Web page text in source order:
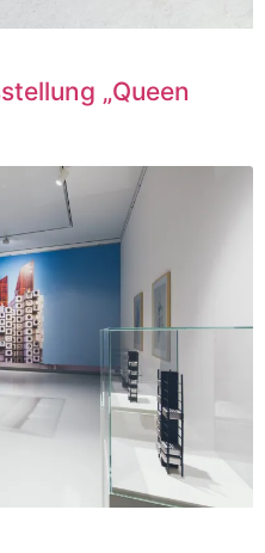
„Queen